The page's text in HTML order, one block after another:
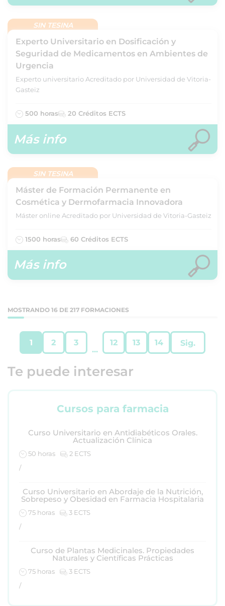
SIN TESINA
Experto Universitario en Dosificación y
Seguridad de Medicamentos en Ambientes de
Urgencia
Experto universitario Acreditado por Universidad de Vitoria-
Gasteiz
500 horas 20 Créditos ECTS
Más info
SIN TESINA
Máster de Formación Permanente en
Cosmética y Dermofarmacia Innovadora
Máster online Acreditado por Universidad de Vitoria-Gasteiz
1500 horas 60 Créditos ECTS
Más info
MOSTRANDO 16 DE 217 FORMACIONES
1 2 3
...
12 13 14 Sig.
Te puede interesar
Cursos para farmacia
Curso Universitario en Antidiabéticos Orales.
Actualización Clínica
50 horas
2 ECTS
/
Curso Universitario en Abordaje de la Nutrición,
Sobrepeso y Obesidad en Farmacia Hospitalaria
75 horas
3 ECTS
/
Curso de Plantas Medicinales. Propiedades
Naturales y Científicas Prácticas
75 horas
3 ECTS
/